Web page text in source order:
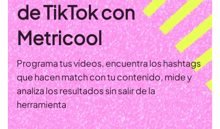
de TikTok con
Metricool
Programa tus vídeos, encuentra los hashtags
que hacen match con tu contenido, mide y
analiza los resultados sin salir de la
herramienta